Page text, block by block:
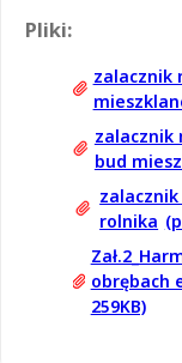
Pliki:
zalacznik
zalacznik
bud
rolnika
obrębach
259KB)